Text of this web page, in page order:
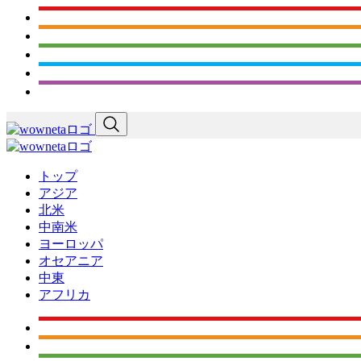
トップ
アジア
北米
中南米
ヨーロッパ
オセアニア
中東
アフリカ